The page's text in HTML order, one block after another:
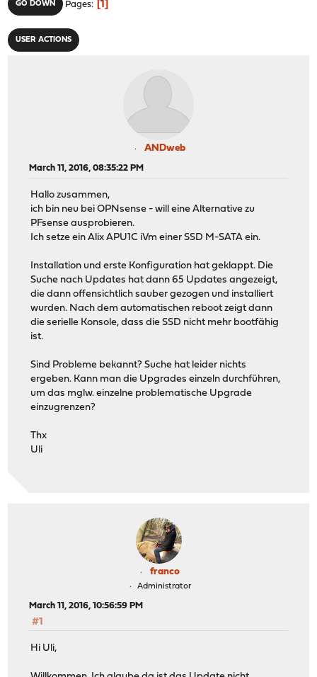
GO DOWN Pages 1
USER ACTIONS
ANDweb
March 11, 2016, 08:35:22 PM
Hallo zusammen,
ich bin neu bei OPNsense - will eine Alternative zu
PFsense ausprobieren.
Ich setze ein Alix APU1C iVm einer SSD M-SATA ein.
Installation und erste Konfiguration hat geklappt. Die
Suche nach Updates hat dann 65 Updates angezeigt,
die dann offensichtlich sauber gezogen und installiert
wurden. Nach dem automatischen reboot zeigt dann
die serielle Konsole, dass die SSD nicht mehr bootfähig
ist.
Sind Probleme bekannt? Suche hat leider nichts
ergeben. Kann man die Upgrades einzeln durchführen,
um das mglw. einzelne problematische Upgrade
einzugrenzen?
Thx
Uli
franco
Administrator
March 11, 2016, 10:56:59 PM
#1
Hi Uli,